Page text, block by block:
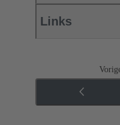
Links